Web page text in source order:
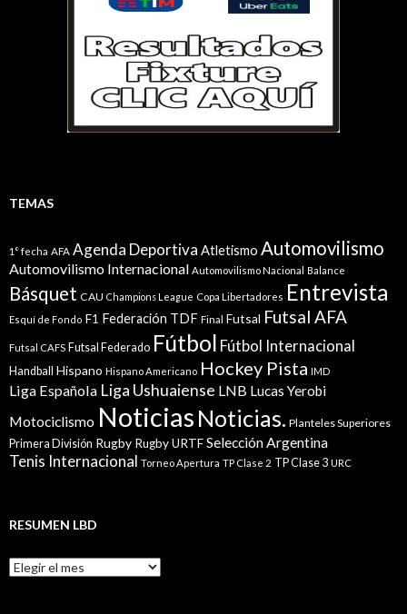
TEMAS
1° fecha AFA Agenda Deportiva Atletismo Automovilismo
Automovilismo Internacional Automovilismo Nacional Balance
Básquet CAU Champions League Copa Libertadores Entrevista
Esquí de Fondo F1 Federación TDF Final Futsal Futsal AFA
Futsal CAFS Futsal Federado Fútbol Fútbol Internacional
Handball Hispano Hispano Americano Hockey Pista IMD
Liga Española Liga Ushuaiense LNB Lucas Yerobi
Motociclismo Noticias Noticias. Planteles Superiores
Primera División Rugby Rugby URTFSelección Argentina
Tenis Internacional Torneo Apertura TP Clase 2 TP Clase 3 URC
RESUMEN LBD
Resumen
LBD